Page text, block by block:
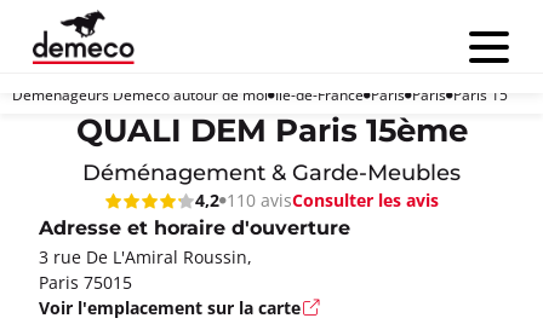
Menu
Déménageurs Demeco autour de moi Île-de-France Paris Paris Paris 15
QUALI DEM Paris 15ème
Déménagement & Garde-Meubles
4,2 110 avisConsulter les avis
Adresse et horaire d'ouverture
3 rue De L'Amiral Roussin,
Paris 75015
Voir l'emplacement sur la carte